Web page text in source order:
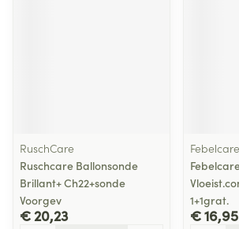
RuschCare
Ruschcare Ballonsonde
Brillant+ Ch22+sonde
Voorgev
€ 20,23
Febelcare
1+1grat.
€ 16,95